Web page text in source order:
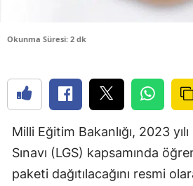
Okunma Süresi: 2 dk
Milli Eğitim Bakanlığı, 2023
Sınavı (LGS) kapsamında
paketi dağıtılacağını resmi